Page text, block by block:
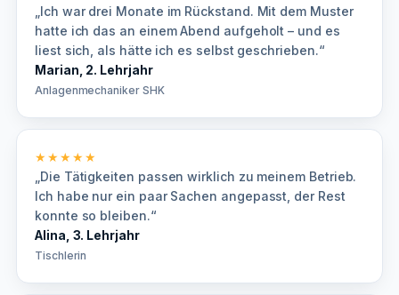
„Ich war drei Monate im Rückstand. Mit dem Muster
hatte ich das an einem Abend aufgeholt – und es
liest sich, als hätte ich es selbst geschrieben.“
Marian, 2. Lehrjahr
Anlagenmechaniker SHK
★★★★★
„Die Tätigkeiten passen wirklich zu meinem Betrieb.
Ich habe nur ein paar Sachen angepasst, der Rest
konnte so bleiben.“
Alina, 3. Lehrjahr
Tischlerin